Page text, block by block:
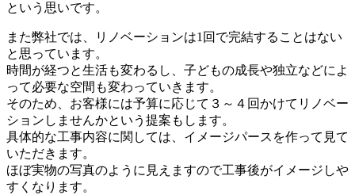
という思いです。
また弊社では、リノベーションは1回で完結することはない
と思っています。
時間が経つと生活も変わるし、子どもの成長や独立などによ
って必要な空間も変わっていきます。
そのため、お客様には予算に応じて３～４回かけてリノベー
ションしませんかという提案もします。
具体的な工事内容に関しては、イメージパースを作って見て
いただきます。
ほぼ実物の写真のように見えますので工事後がイメージしや
すくなります。